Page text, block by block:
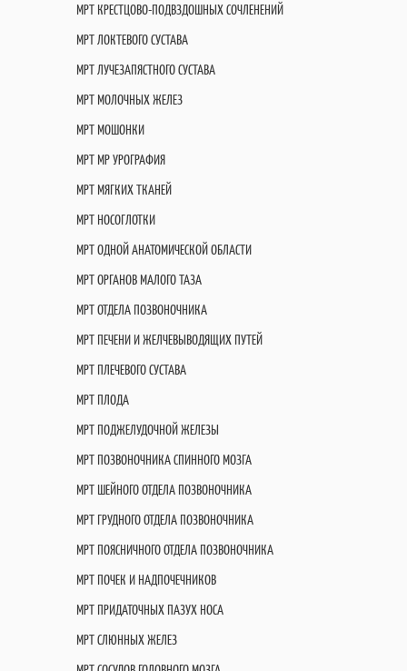
МРТ КРЕСТЦОВО-ПОДВЗДОШНЫХ СОЧЛЕНЕНИЙ
МРТ ЛОКТЕВОГО СУСТАВА
МРТ ЛУЧЕЗАПЯСТНОГО СУСТАВА
МРТ МОЛОЧНЫХ ЖЕЛЕЗ
МРТ МОШОНКИ
МРТ МР УРОГРАФИЯ
МРТ МЯГКИХ ТКАНЕЙ
МРТ НОСОГЛОТКИ
МРТ ОДНОЙ АНАТОМИЧЕСКОЙ ОБЛАСТИ
МРТ ОРГАНОВ МАЛОГО ТАЗА
МРТ ОТДЕЛА ПОЗВОНОЧНИКА
МРТ ПЕЧЕНИ И ЖЕЛЧЕВЫВОДЯЩИХ ПУТЕЙ
МРТ ПЛЕЧЕВОГО СУСТАВА
МРТ ПЛОДА
МРТ ПОДЖЕЛУДОЧНОЙ ЖЕЛЕЗЫ
МРТ ПОЗВОНОЧНИКА СПИННОГО МОЗГА
МРТ ШЕЙНОГО ОТДЕЛА ПОЗВОНОЧНИКА
МРТ ГРУДНОГО ОТДЕЛА ПОЗВОНОЧНИКА
МРТ ПОЯСНИЧНОГО ОТДЕЛА ПОЗВОНОЧНИКА
МРТ ПОЧЕК И НАДПОЧЕЧНИКОВ
МРТ ПРИДАТОЧНЫХ ПАЗУХ НОСА
МРТ СЛЮННЫХ ЖЕЛЕЗ